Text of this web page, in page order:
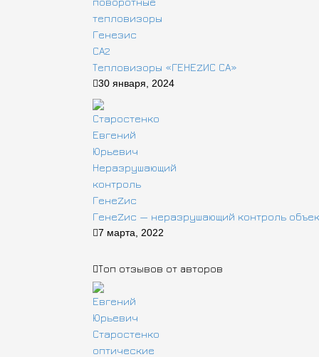
Тепловизоры «ГЕНЕZИС СА»
30 января, 2024
ГенеZис — неразрушающий контроль
7 марта, 2022
Топ отзывов от авторов